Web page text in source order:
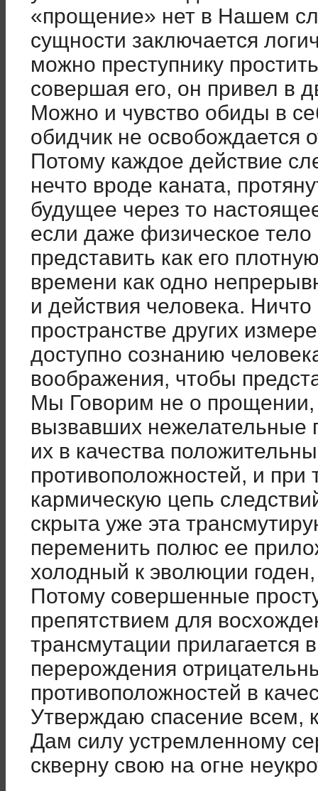
«прощение» нет в Нашем
сущности заключается
можно преступнику
совершая его, он привел в
Можно и чувство обиды в
обидчик не освобождается
Потому каждое действие
нечто вроде каната,
будущее через то
если даже физическое
представить как его
времени как одно
и действия человека.
пространстве других
доступно сознанию
воображения, чтобы
Мы Говорим не о прощении,
вызвавших нежелательные
их в качества
противоположностей, и
кармическую цепь
скрыта уже эта
переменить полюс ее
холодный к эволюции
Потому совершенные
препятствием для
трансмутации прилагается
перерождения
противоположностей в
Утверждаю спасение всем,
Дам силу устремленному
скверну свою на огне